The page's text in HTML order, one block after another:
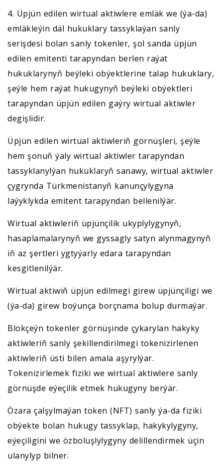
4. Üpjün edilen wirtual aktiwlere emläk we (ýa-da)
emläkleýin däl hukuklary tassyklaýan sanly
serişdesi bolan sanly tokenler, şol sanda üpjün
edilen emitenti tarapyndan berlen raýat
hukuklarynyň beýleki obýektlerine talap hukuklary,
şeýle hem raýat hukugynyň beýleki obýektleri
tarapyndan üpjün edilen gaýry wirtual aktiwler
degişlidir.
Üpjün edilen wirtual aktiwleriň görnüşleri, şeýle
hem şonuň ýaly wirtual aktiwler tarapyndan
tassyklanylýan hukuklaryň sanawy, wirtual aktiwler
çygrynda Türkmenistanyň kanunçylygyna
laýyklykda emitent tarapyndan bellenilýär.
Wirtual aktiwleriň üpjünçilik ukyplylygynyň,
hasaplamalarynyň we gyssagly satyn alynmagynyň
iň az şertleri ygtyýarly edara tarapyndan
kesgitlenilýär.
Wirtual aktiwiň üpjün edilmegi girew üpjünçiligi we
(ýa-da) girew boýunça borçnama bolup durmaýar.
Blokçeýn tokenler görnüşinde çykarylan hakyky
aktiwleriň sanly şekillendirilmegi tokenizirlenen
aktiwleriň üsti bilen amala aşyrylýar.
Tokenizirlemek fiziki we wirtual aktiwlere sanly
görnüşde eýeçilik etmek hukugyny berýär.
Özara çalşylmaýan token (NFT) sanly ýa-da fiziki
obýekte bolan hukugy tassyklap, hakykylygyny,
eýeçiligini we özboluşlylygyny delillendirmek üçin
ulanylyp bilner.